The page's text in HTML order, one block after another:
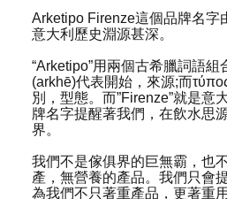
Arketipo Firenze這個品牌名字
意大利歷史淵源甚深。
“Arketipo”用兩個古希臘詞語組
(arkhē)代表開始，來源;而
別，型態。而”Firenze”就是意
牌名字提醒著我們，在飲水思
界。
我們不是傢俱界的巨無霸，也
產，無營養的產品。我們只會
為我們不只著重產品，更著重